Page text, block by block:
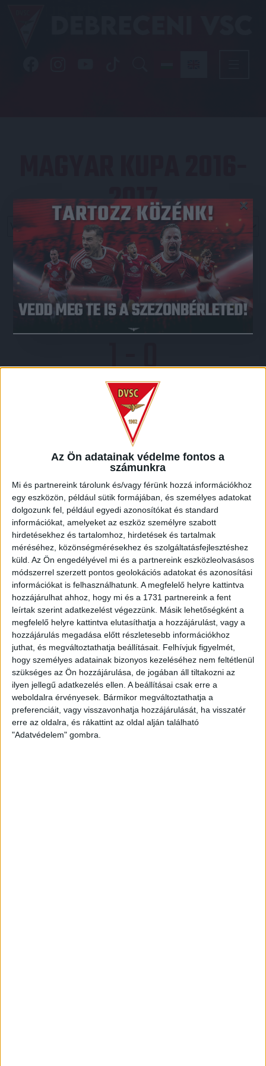
Az Ön adatainak védelme fontos a
számunkra
Mi és partnereink tárolunk és/vagy férünk hozzá információkhoz
egy eszközön, például sütik formájában, és személyes adatokat
dolgozunk fel, például egyedi azonosítókat és standard
információkat, amelyeket az eszköz személyre szabott
hirdetésekhez és tartalomhoz, hirdetések és tartalmak
méréséhez, közönségmérésekhez és szolgáltatásfejlesztéshez
küld. Az Ön engedélyével mi és a partnereink eszközleolvasásos
módszerrel szerzett pontos geolokációs adatokat és azonosítási
információkat is felhasználhatunk. A megfelelő helyre kattintva
hozzájárulhat ahhoz, hogy mi és a 1731 partnereink a fent
leírtak szerint adatkezelést végezzünk. Másik lehetőségként a
megfelelő helyre kattintva elutasíthatja a hozzájárulást, vagy a
hozzájárulás megadása előtt részletesebb információkhoz
juthat, és megváltoztathatja beállításait. Felhívjuk figyelmét,
hogy személyes adatainak bizonyos kezeléséhez nem feltétlenül
szükséges az Ön hozzájárulása, de jogában áll tiltakozni az
ilyen jellegű adatkezelés ellen. A beállításai csak erre a
weboldalra érvényesek. Bármikor megváltoztathatja a
preferenciáit, vagy visszavonhatja hozzájárulását, ha visszatér
erre az oldalra, és rákattint az oldal alján található
"Adatvédelem" gombra.
2017
ETO FC DVSC
1-0
MAGYAR KUPA 6.
FORDULÓ
LEGUTÓBBI EREDMÉNY
ÚJPEST FC DVSC
4-2
2026-08-02
15:30
OTP BANK LIGA 2.
FORDULÓ
MECCS
RÉSZLETEI
×